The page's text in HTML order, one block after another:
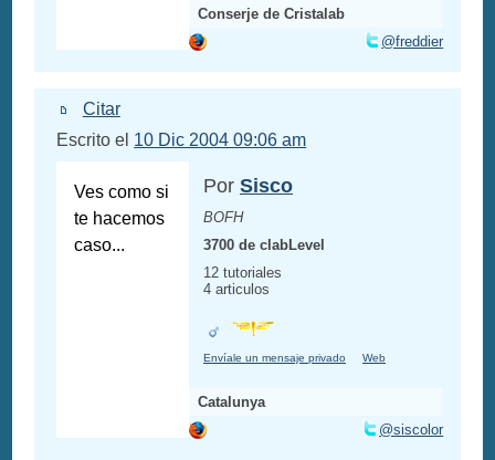
Conserje de Cristalab
@freddier
Citar
Escrito el 10 Dic 2004 09:06 am
Ves como si
te hacemos
caso...
Por Sisco
BOFH
3700 de clabLevel
12 tutoriales
4 articulos
Envíale un mensaje privado Web
Catalunya
@siscolor